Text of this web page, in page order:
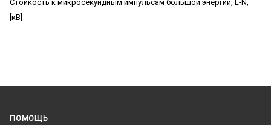
Стойкость к микросекундным импульсам большой энергии, L-N,
[кВ]
ПОМОЩЬ